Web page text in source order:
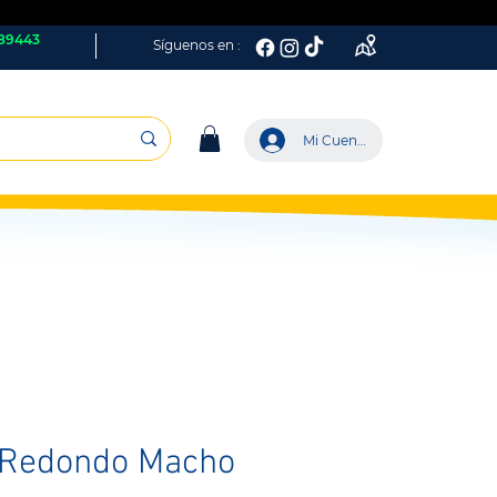
Síguenos en :
Mi Cuenta
Macho